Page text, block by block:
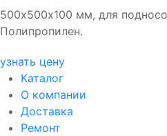
500х500х100 мм, для
Полипропилен.
узнать цену
Каталог
О компании
Доставка
Ремонт